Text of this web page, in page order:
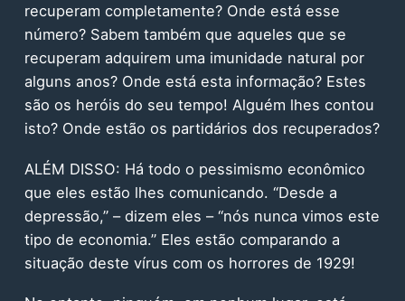
recuperam completamente? Onde está esse
número? Sabem também que aqueles que se
recuperam adquirem uma imunidade natural por
alguns anos? Onde está esta informação? Estes
são os heróis do seu tempo! Alguém lhes contou
isto? Onde estão os partidários dos recuperados?
ALÉM DISSO: Há todo o pessimismo econômico
que eles estão lhes comunicando. “Desde a
depressão,” – dizem eles – “nós nunca vimos este
tipo de economia.” Eles estão comparando a
situação deste vírus com os horrores de 1929!